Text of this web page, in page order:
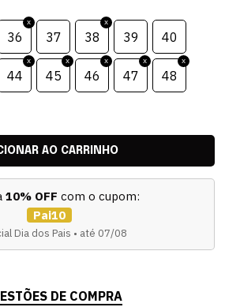
36 37 38 39 40
44 45 46 47 48
10% OFF com o cupom:
Pai10
Dia dos Pais • até 07/08
DE COMPRA